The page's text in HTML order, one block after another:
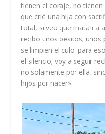
tienen el coraje, no
que crió una hija con
total, si veo que matan a
recibo unos pesitos; unos
se limpien el culo; para
el silencio; voy a seguir
no solamente por ella,
hijos por nacer».